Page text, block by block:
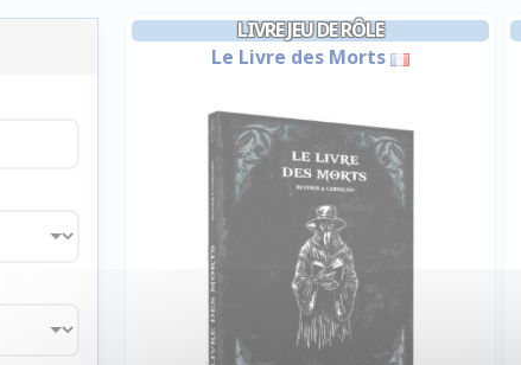
LIVRE JEU DE RÔLE
Le Livre des Morts